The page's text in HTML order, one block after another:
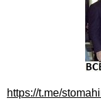
https://t.me/